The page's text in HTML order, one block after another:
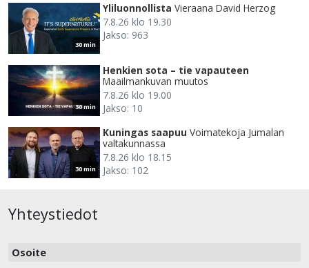
30 min
Yliluonnollista Vieraana David Herzog
7.8.26 klo 19.30
Jakso: 963
30 min
Henkien sota – tie vapauteen
Maailmankuvan muutos
7.8.26 klo 19.00
Jakso: 10
30 min
Kuningas saapuu Voimatekoja Jumalan
valtakunnassa
7.8.26 klo 18.15
Jakso: 102
Yhteystiedot
Osoite